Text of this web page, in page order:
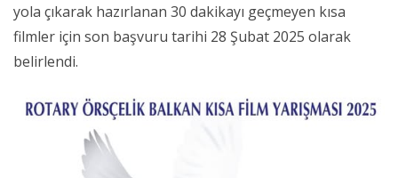
yola çıkarak hazırlanan 30 dakikayı geçmeyen kısa
filmler için son başvuru tarihi 28 Şubat 2025 olarak
belirlendi.